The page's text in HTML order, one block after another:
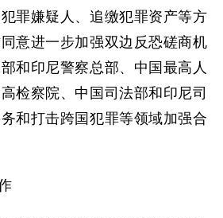
罪嫌疑人、追缴犯罪资产等方
意进一步加强双边反恐磋商机
和印尼警察总部、中国最高人
检察院、中国司法部和印尼司
和打击跨国犯罪等领域加强合